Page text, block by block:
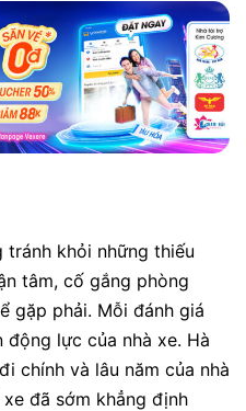
tránh khỏi những thiếu
tâm, cố gắng phòng
gặp phải. Mỗi đánh giá
động lực của nhà xe. Hà
chính và lâu năm của nhà
đã sớm khẳng định